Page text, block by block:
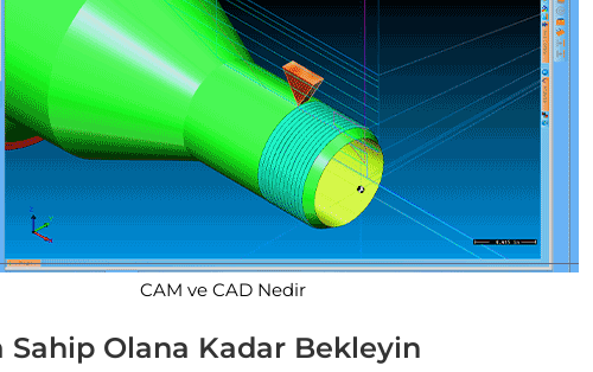
CAM ve CAD Nedir
Sahip Olana Kadar Bekleyin